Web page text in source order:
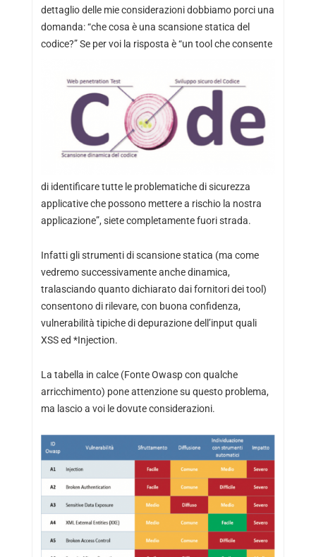
dettaglio delle mie considerazioni dobbiamo porci una
domanda: “che cosa è una scansione statica del
codice?” Se per voi la risposta è “un tool checonsente
di identificare tutte le problematiche di sicurezza
applicative che possono mettere a rischio la nostra
applicazione”, siete completamente fuori strada.
Infatti gli strumenti di scansione statica (ma come
vedremo successivamente anche dinamica,
tralasciando quanto dichiarato dai fornitori dei tool)
consentono di rilevare, con buona confidenza,
vulnerabilità tipiche di depurazione dell’input quali
XSS ed *Injection.
La tabella in calce (Fonte Owasp con qualche
arricchimento) pone attenzione su questo problema,
ma lascio a voi le dovute considerazioni.